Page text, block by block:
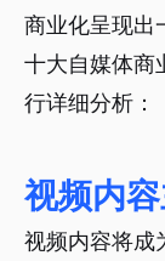
商业化呈现出
十大自媒体商
行详细分析：
视频内容
视频内容将成